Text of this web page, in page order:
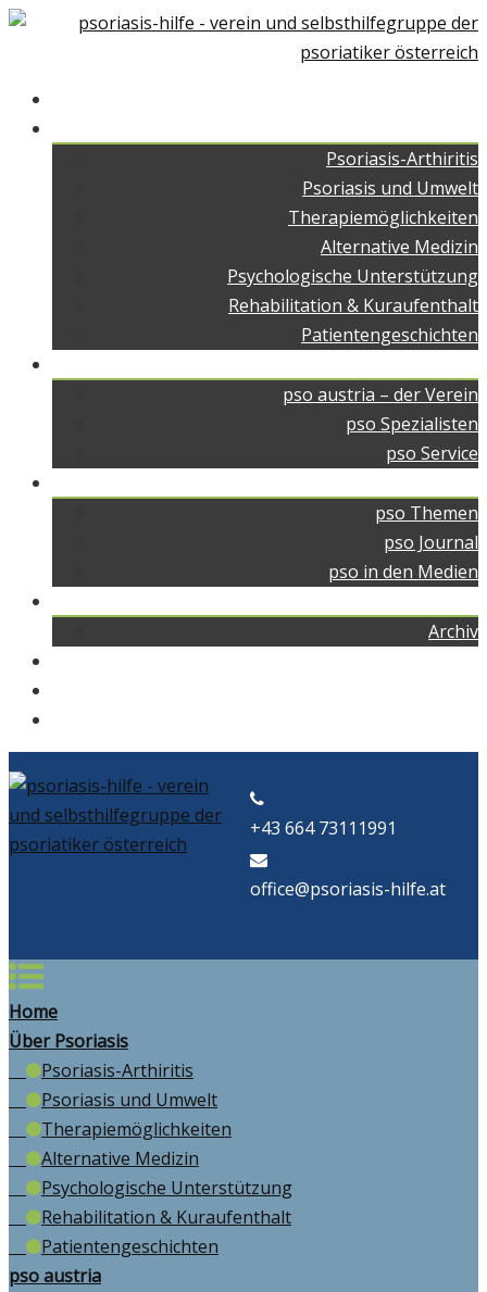
Psoriasis-Arthiritis
Psoriasis und Umwelt
Therapiemöglichkeiten
Alternative Medizin
Psychologische Unterstützung
Rehabilitation & Kuraufenthalt
Patientengeschichten
pso austria – der Verein
pso Spezialisten
pso Service
pso Themen
pso Journal
pso in den Medien
Archiv
+43 664 73111991
office@psoriasis-hilfe.at
Home
Über Psoriasis
Psoriasis-Arthiritis
Psoriasis und Umwelt
Therapiemöglichkeiten
Alternative Medizin
Psychologische Unterstützung
Rehabilitation & Kuraufenthalt
Patientengeschichten
pso austria